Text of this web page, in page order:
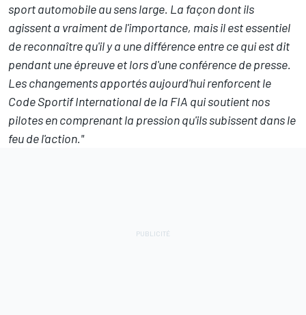
sport automobile au sens large. La façon dont ils
agissent a vraiment de l'importance, mais il est essentiel
de reconnaître qu'il y a une différence entre ce qui est dit
pendant une épreuve et lors d'une conférence de presse.
Les changements apportés aujourd'hui renforcent le
Code Sportif International de la FIA qui soutient nos
pilotes en comprenant la pression qu'ils subissent dans le
feu de l'action."